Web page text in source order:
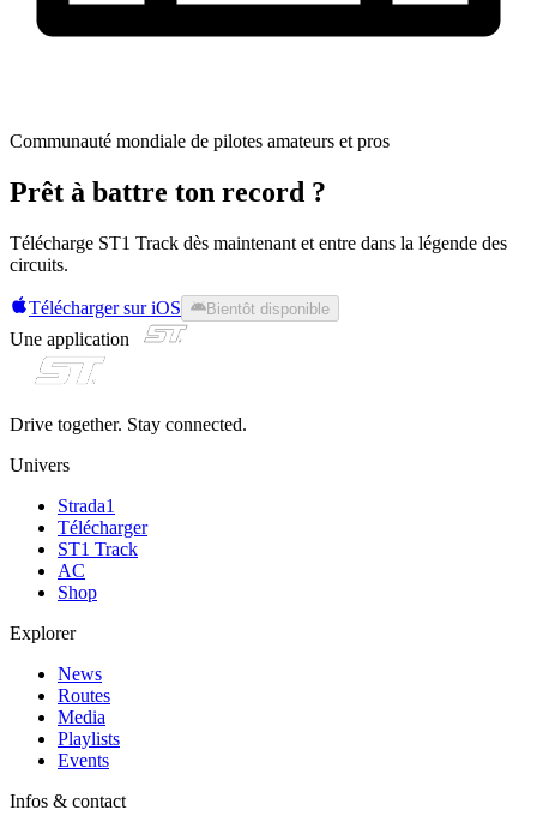
Communauté mondiale de pilotes amateurs et pros
Prêt à battre ton record ?
Télécharge ST1 Track dès maintenant et entre dans la légende des
circuits.
Télécharger sur iOS Bientôt disponible
Une application
Drive together. Stay connected.
Univers
Strada1
Télécharger
ST1 Track
AC
Shop
Explorer
News
Routes
Media
Playlists
Events
Infos & contact